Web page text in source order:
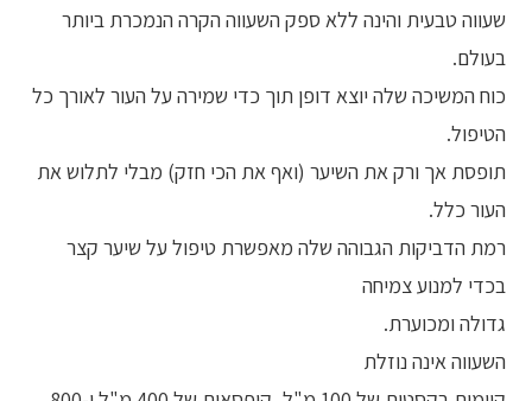
שעווה טבעית והינה ללא ספק השעווה הקרה הנמכרת ביותר
בעולם.
כוח המשיכה שלה יוצא דופן תוך כדי שמירה על העור לאורך כל
הטיפול.
תופסת אך ורק את השיער (ואף את הכי חזק) מבלי לתלוש את
העור כלל.
רמת הדביקות הגבוהה שלה מאפשרת טיפול על שיער קצר
בכדי למנוע צמיחה
גדולה ומכוערת.
השעווה אינה נוזלת